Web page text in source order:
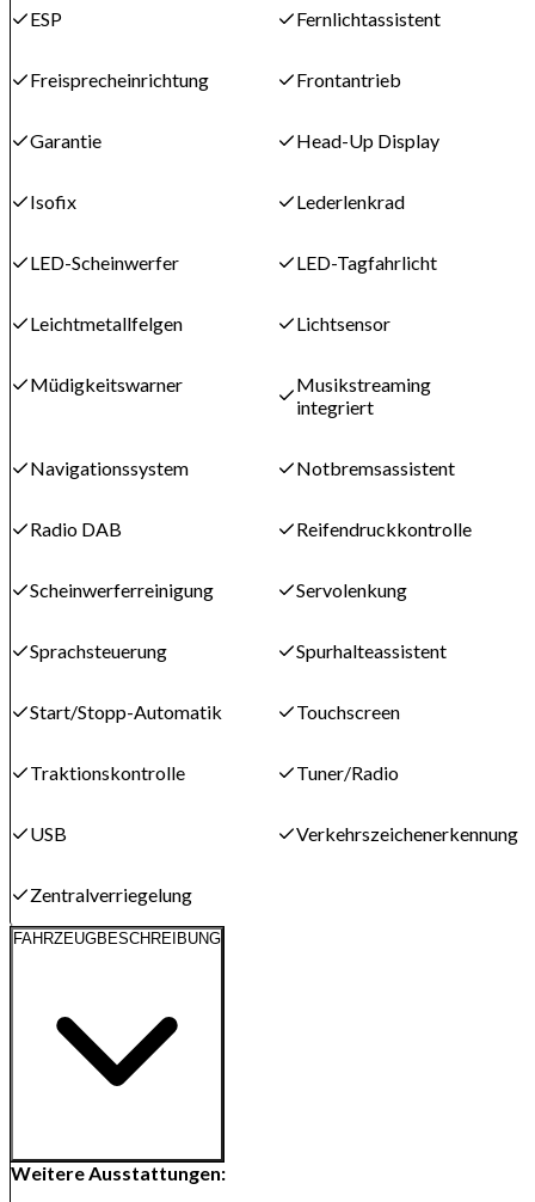
ESP Fernlichtassistent
Freisprecheinrichtung Frontantrieb
Garantie Head-Up Display
Isofix Lederlenkrad
LED-Scheinwerfer LED-Tagfahrlicht
Leichtmetallfelgen Lichtsensor
Müdigkeitswarner
Musikstreaming
integriert
Navigationssystem Notbremsassistent
Radio DAB Reifendruckkontrolle
Scheinwerferreinigung Servolenkung
Sprachsteuerung Spurhalteassistent
Start/Stopp-Automatik Touchscreen
Traktionskontrolle Tuner/Radio
USB Verkehrszeichenerkennung
Zentralverriegelung
FAHRZEUGBESCHREIBUNG
Weitere Ausstattungen: